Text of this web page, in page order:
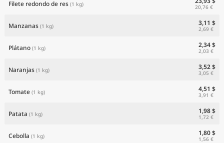
Filete redondo de res (1 kg) 20,76 €
Manzanas (1 kg) 3,11 $
2,69 €
Plátano (1 kg) 2,34 $
2,03 €
Naranjas (1 kg) 3,52 $
3,05 €
Tomate (1 kg) 4,51 $
3,91 €
Patata (1 kg) 1,98 $
1,72 €
Cebolla (1 kg) 1,80 $
1,56 €